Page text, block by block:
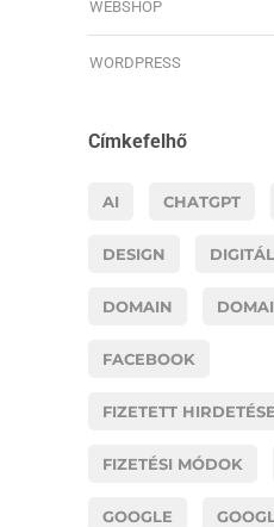
WEBSHOP
WORDPRESS
Címkefelhő
AI CHATGPT
DESIGN
DOMAIN
FACEBOOK
FIZETETT
FIZETÉSI MÓDOK
GOOGLE